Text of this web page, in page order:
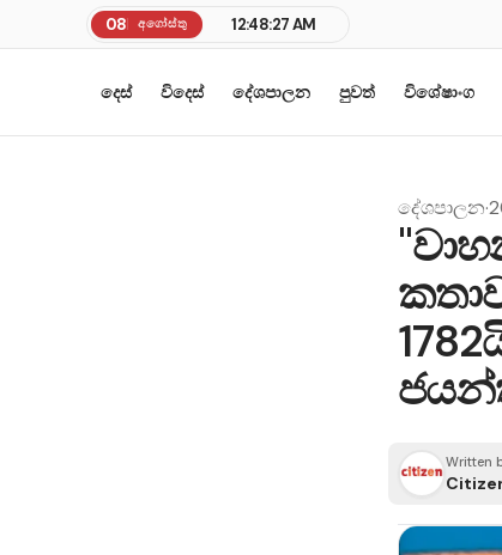
08 අගෝස්තු 12:48:27 AM
දෙස් විදෙස් දේශපාලන පුවත් විශේෂාංග
දේශපාලන·
Written